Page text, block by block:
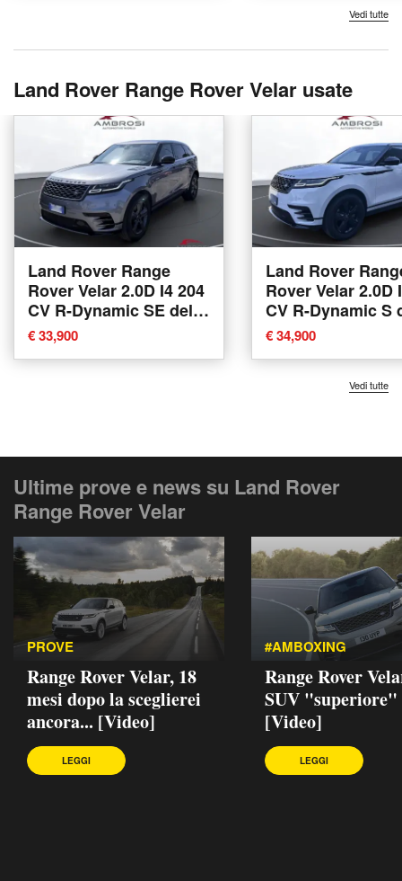
Vedi tutte
Land Rover Range Rover Velar usate
Land Rover Range
Rover Velar 2.0D I4 204
CV R-Dynamic SE del
2023 usata a Corciano
€ 33,900
Land Rover
Rover Velar 2.0D
CV R-Dynamic S
2022 usata a
€ 34,900
Vedi tutte
Ultime prove e news su Land Rover
Range Rover Velar
PROVE
Range Rover Velar, 18
mesi dopo la sceglierei
ancora... [Video]
LEGGI
#AMBOXING
Range Rover
SUV "superiore"
[Video]
LEGGI